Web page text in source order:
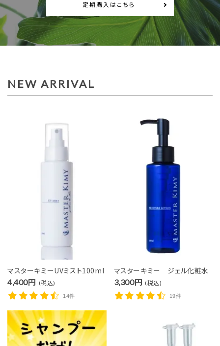
定期購入はこちら
NEW ARRIVAL
マスターキミーUVミスト100ml
4,400円 (税込)
14件
マスターキミー ジェル化粧水
3,300円 (税込)
19件